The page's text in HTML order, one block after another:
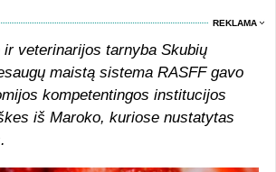
REKLAMA
veterinarijos tarnyba Skubių
maistą sistema RASFF gavo
kompetentingos institucijos
iš Maroko, kuriose nustatytas